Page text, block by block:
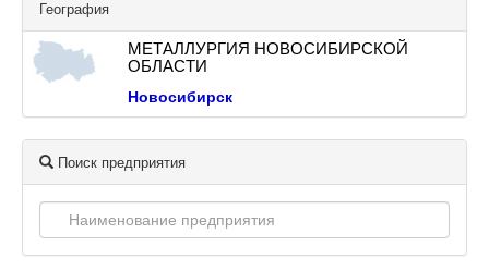
География
МЕТАЛЛУРГИЯ НОВОСИБИРСКОЙ
ОБЛАСТИ
Новосибирск
Поиск предприятия